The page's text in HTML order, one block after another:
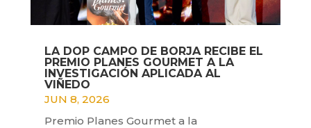
LA DOP CAMPO DE BORJA RECIBE EL
PREMIO PLANES GOURMET A LA
INVESTIGACIÓN APLICADA AL
VIÑEDO
JUN 8, 2026
Premio Planes Gourmet a la